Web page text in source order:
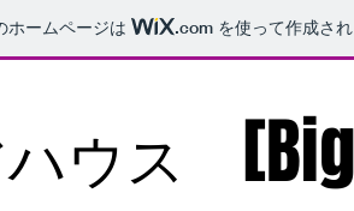
ホームページは .com を使って作成さ
ウス